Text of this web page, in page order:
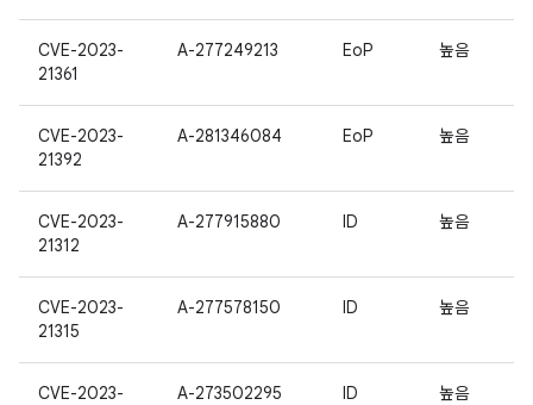
CVE-2023-
21361
A-277249213 EoP 높음
CVE-2023-
21392
A-281346084 EoP 높음
CVE-2023-
21312
A-277915880 ID 높음
CVE-2023-
21315
A-277578150 ID 높음
CVE-2023-
A-273502295 ID 높음